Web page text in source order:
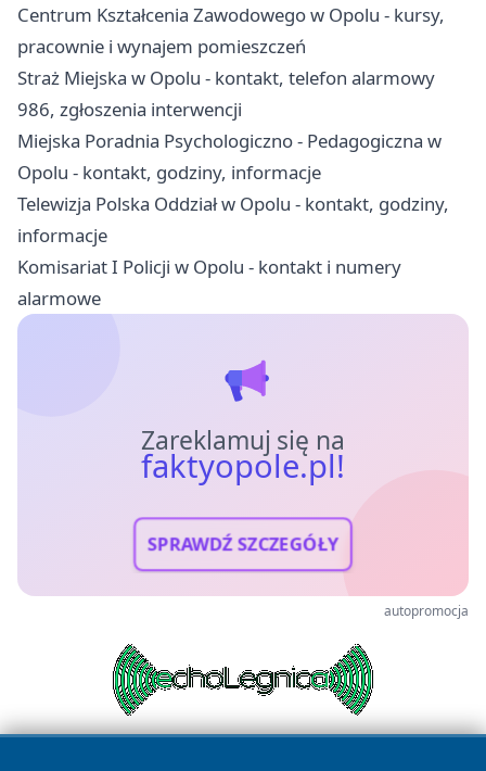
Centrum Kształcenia Zawodowego w Opolu - kursy,
pracownie i wynajem pomieszczeń
Straż Miejska w Opolu - kontakt, telefon alarmowy
986, zgłoszenia interwencji
Miejska Poradnia Psychologiczno - Pedagogiczna w
Opolu - kontakt, godziny, informacje
Telewizja Polska Oddział w Opolu - kontakt, godziny,
informacje
Komisariat I Policji w Opolu - kontakt i numery
alarmowe
Zareklamuj się na
faktyopole.pl!
SPRAWDŹ SZCZEGÓŁY
autopromocja